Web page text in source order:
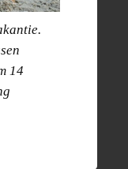
|
14